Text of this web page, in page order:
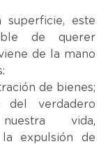
superficie, este
de querer
de la mano
de bienes;
verdadero
vida,
expulsión de